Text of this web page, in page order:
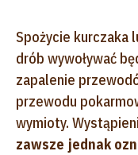
Spożycie kurczaka
drób wywoływać
zapalenie
przewodu
wymioty.
zawsze jednak